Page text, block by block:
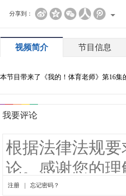
分享到：
视频简介 节目信息
本节目带来了《我的！体育老师》第16集